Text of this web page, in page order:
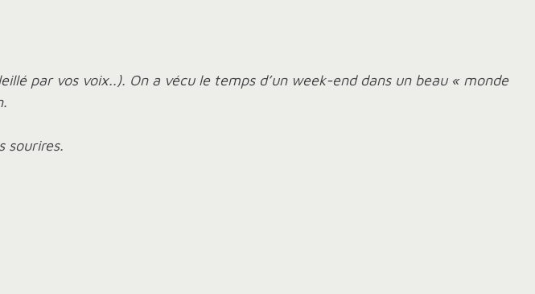
par vos voix..). On a vécu le temps d’un week-end dans un beau « monde
sourires.